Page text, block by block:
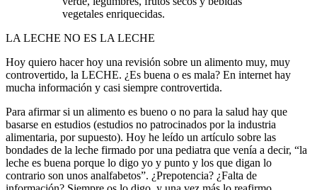
vegetales enriquecidas.
LA LECHE NO ES LA LECHE
Hoy quiero hacer hoy una revisión sobre un alimento muy, muy
controvertido, la LECHE. ¿Es buena o es mala? En internet hay
mucha información y casi siempre controvertida.
Para afirmar si un alimento es bueno o no para la salud hay que
basarse en estudios (estudios no patrocinados por la industria
alimentaria, por supuesto). Hoy he leído un artículo sobre las
bondades de la leche firmado por una pediatra que venía a decir, “la
leche es buena porque lo digo yo y punto y los que digan lo
contrario son unos analfabetos”. ¿Prepotencia? ¿Falta de